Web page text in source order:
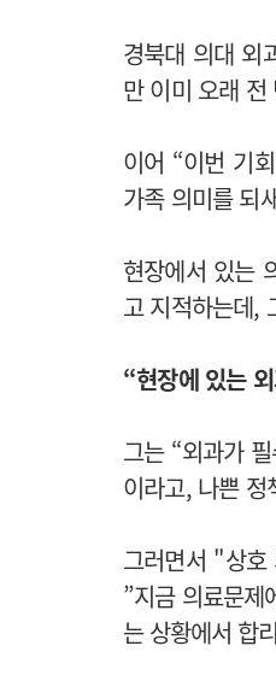
경북대 의대 외
만 이미 오래 전
이어 “이번 기
가족 의미를 되
현장에서 있는
고 지적하는데,
“현장에 있는
그는 “외과가
이라고, 나쁜 정
그러면서 "상호
”지금 의료문제
는 상황에서 합